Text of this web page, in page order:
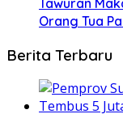
Tawuran
Orang Tua
Berita Terbaru